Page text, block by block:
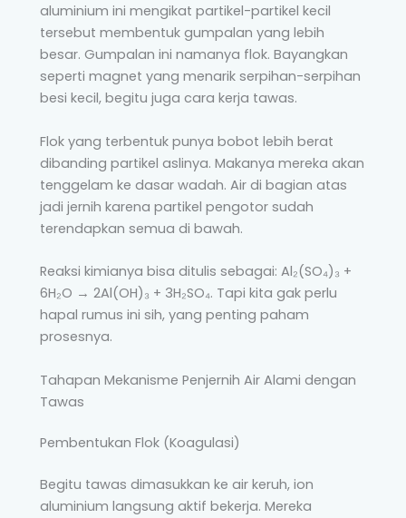
aluminium ini mengikat partikel-partikel kecil
tersebut membentuk gumpalan yang lebih
besar. Gumpalan ini namanya flok. Bayangkan
seperti magnet yang menarik serpihan-serpihan
besi kecil, begitu juga cara kerja tawas.
Flok yang terbentuk punya bobot lebih berat
dibanding partikel aslinya. Makanya mereka akan
tenggelam ke dasar wadah. Air di bagian atas
jadi jernih karena partikel pengotor sudah
terendapkan semua di bawah.
Reaksi kimianya bisa ditulis sebagai: Al₂(SO₄)₃ +
6H₂O → 2Al(OH)₃ + 3H₂SO₄. Tapi kita gak perlu
hapal rumus ini sih, yang penting paham
prosesnya.
Tahapan Mekanisme Penjernih Air Alami dengan
Tawas
Pembentukan Flok (Koagulasi)
Begitu tawas dimasukkan ke air keruh, ion
aluminium langsung aktif bekerja. Mereka